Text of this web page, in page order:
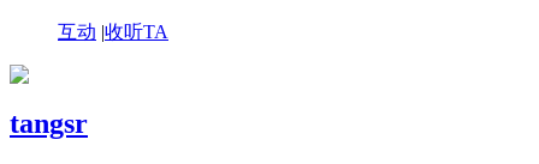
互动 |收听TA
tangsr